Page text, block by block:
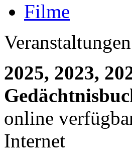
Filme
Veranstaltungen
2025, 2023,
online
Internet